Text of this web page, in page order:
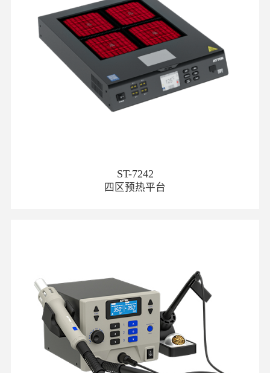
ST-7242
四区预热平台